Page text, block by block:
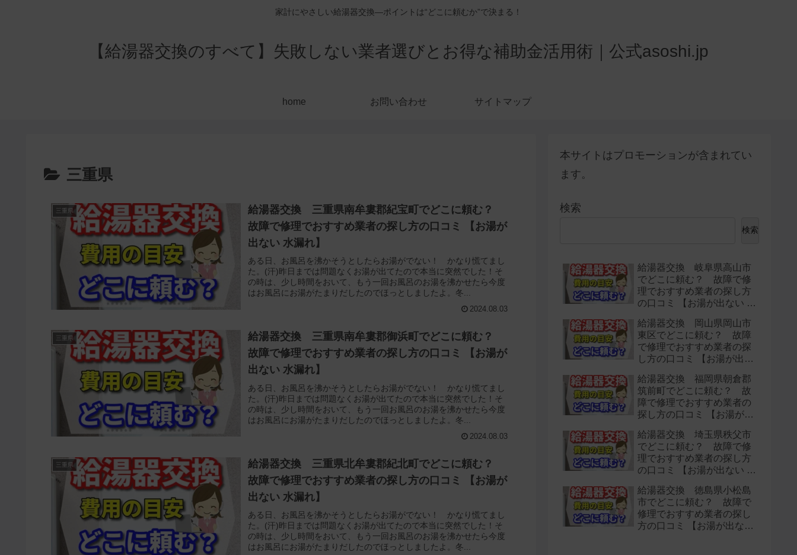
家計にやさしい給湯器交換—ポイントは“どこに頼むか”で決まる！
【給湯器交換のすべて】失敗しない業者選びとお得な補助金活用術｜公式asoshi.jp
home お問い合わせ サイトマップ
三重県
三重県
給湯器交換 三重県南牟婁郡紀宝町でどこに頼む？
故障で修理でおすすめ業者の探し方の口コミ 【お湯が
出ない 水漏れ】
ある日、お風呂を沸かそうとしたらお湯がでない！ かなり慌てまし
た。(汗)昨日までは問題なくお湯が出てたので本当に突然でした！そ
の時は、少し時間をおいて、もう一回お風呂のお湯を沸かせたら今度
はお風呂にお湯がたまりだしたのでほっとしましたよ。冬...
2024.08.03
三重県
給湯器交換 三重県南牟婁郡御浜町でどこに頼む？
故障で修理でおすすめ業者の探し方の口コミ 【お湯が
出ない 水漏れ】
ある日、お風呂を沸かそうとしたらお湯がでない！ かなり慌てまし
た。(汗)昨日までは問題なくお湯が出てたので本当に突然でした！そ
の時は、少し時間をおいて、もう一回お風呂のお湯を沸かせたら今度
はお風呂にお湯がたまりだしたのでほっとしましたよ。冬...
2024.08.03
三重県
給湯器交換 三重県北牟婁郡紀北町でどこに頼む？
故障で修理でおすすめ業者の探し方の口コミ 【お湯が
出ない 水漏れ】
ある日、お風呂を沸かそうとしたらお湯がでない！ かなり慌てまし
た。(汗)昨日までは問題なくお湯が出てたので本当に突然でした！そ
の時は、少し時間をおいて、もう一回お風呂のお湯を沸かせたら今度
はお風呂にお湯がたまりだしたのでほっとしましたよ。冬...
本サイトはプロモーションが含まれてい
ます。
検索
検索
給湯器交換 岐阜県高山市
でどこに頼む？ 故障で修
理でおすすめ業者の探し方
の口コミ 【お湯が出ない 水
給湯器交換 岡山県岡山市
東区でどこに頼む？ 故障
で修理でおすすめ業者の探
し方の口コミ 【お湯が出な
給湯器交換 福岡県朝倉郡
筑前町でどこに頼む？ 故
障で修理でおすすめ業者の
探し方の口コミ 【お湯が出
給湯器交換 埼玉県秩父市
でどこに頼む？ 故障で修
理でおすすめ業者の探し方
の口コミ 【お湯が出ない 水
給湯器交換 徳島県小松島
市でどこに頼む？ 故障で
修理でおすすめ業者の探し
方の口コミ 【お湯が出ない